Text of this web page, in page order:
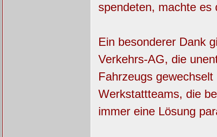
spendeten, machte es
Ein besonderer Dank
Verkehrs-AG, die
Fahrzeugs
Werkstattteams, die
immer eine Lösung